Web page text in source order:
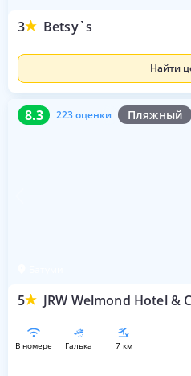
3 Betsy`s
Найти
8.3 223 оценки Пляжный
5 JRW Welmond Hotel &
8.3 223 оценки
в номере галька 7 км